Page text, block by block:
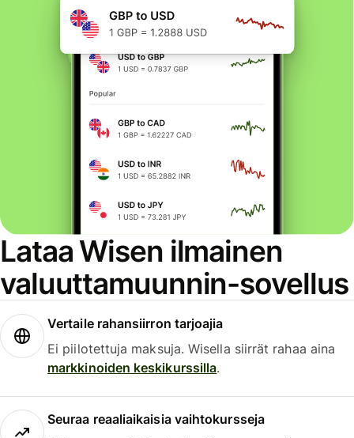
Lataa Wisen ilmainen
valuuttamuunnin-sovellus
Vertaile rahansiirron tarjoajia
Ei piilotettuja maksuja. Wisella siirrät rahaa aina
markkinoiden keskikurssilla.
Seuraa reaaliaikaisia vaihtokursseja